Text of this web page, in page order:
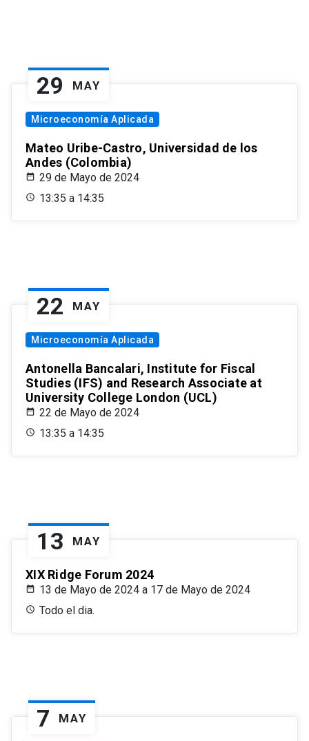
29 MAY
Microeconomía Aplicada
Mateo Uribe-Castro, Universidad de los
Andes (Colombia)
29 de Mayo de 2024
13:35 a 14:35
22 MAY
Microeconomía Aplicada
Antonella Bancalari, Institute for Fiscal
Studies (IFS) and Research Associate at
University College London (UCL)
22 de Mayo de 2024
13:35 a 14:35
13 MAY
XIX Ridge Forum 2024
13 de Mayo de 2024 a 17 de Mayo de 2024
Todo el dia.
7 MAY